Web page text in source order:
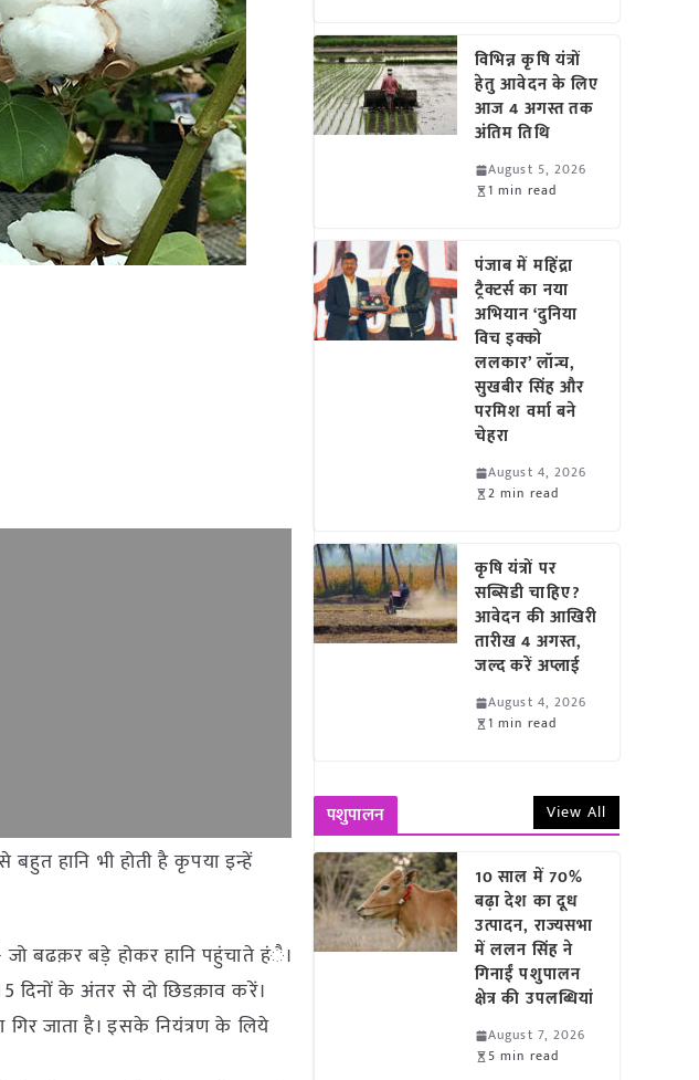
हानि भी होती है कृपया इन्हें
जो बढक़र बड़े होकर हानि पहुंचाते हंै।
दिनों के अंतर से दो छिडक़ाव करें।
गिर जाता है। इसके नियंत्रण के लिये
विभिन्न कृषि यंत्रों
हेतु आवेदन के लिए
आज 4 अगस्त तक
अंतिम तिथि
August 5, 2026
1 min read
पंजाब में महिंद्रा
ट्रैक्टर्स का नया
अभियान ‘दुनिया
विच इक्को
ललकार’ लॉन्च,
सुखबीर सिंह और
परमिश वर्मा बने
चेहरा
August 4, 2026
2 min read
कृषि यंत्रों पर
सब्सिडी चाहिए?
आवेदन की आखिरी
तारीख 4 अगस्त,
जल्द करें अप्लाई
August 4, 2026
1 min read
पशुपालन View All
10 साल में 70%
बढ़ा देश का दूध
उत्पादन, राज्यसभा
में ललन सिंह ने
गिनाईं पशुपालन
क्षेत्र की उपलब्धियां
August 7, 2026
5 min read